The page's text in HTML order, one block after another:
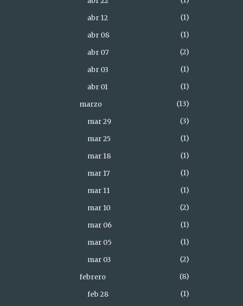
abr 12
1
abr 08
1
abr 07
2
abr 03
1
abr 01
1
marzo
13
mar 29
3
mar 25
1
mar 18
1
mar 17
1
mar 11
1
mar 10
2
mar 06
1
mar 05
1
mar 03
2
febrero
8
feb 28
1